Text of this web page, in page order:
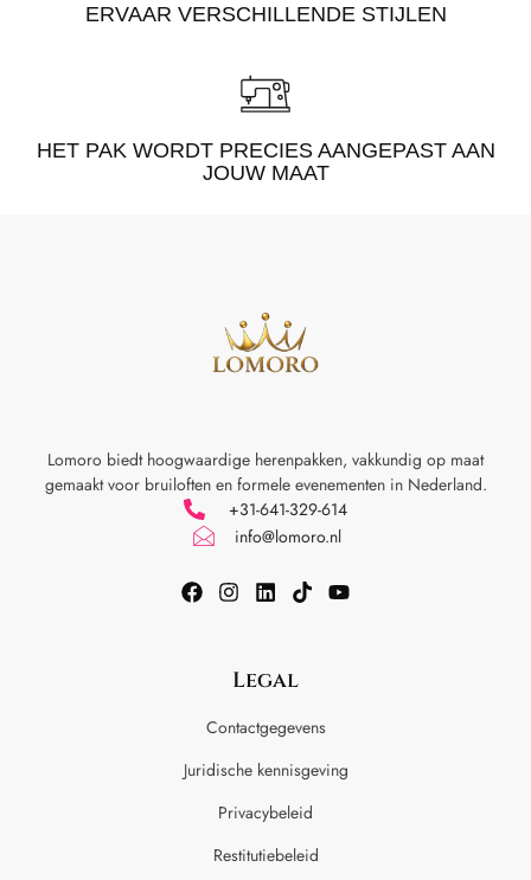
ERVAAR VERSCHILLENDE STIJLEN
HET PAK WORDT PRECIES AANGEPAST AAN
JOUW MAAT
Lomoro biedt hoogwaardige herenpakken, vakkundig op maat
gemaakt voor bruiloften en formele evenementen in Nederland.
+31-641-329-614
info@lomoro.nl
Legal
Contactgegevens
Juridische kennisgeving
Privacybeleid
Restitutiebeleid